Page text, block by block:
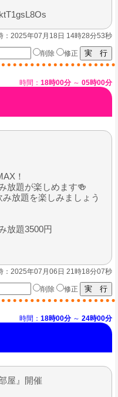
：2025年07月18日 14時28分53秒
削除 修正
時間： 18時00分 ～ 05時00分
！
放題が楽しめます🍻
放題を楽しみましょう
放題3500円
：2025年07月06日 21時18分07秒
削除 修正
時間： 18時00分 ～ 24時00分
屋』開催